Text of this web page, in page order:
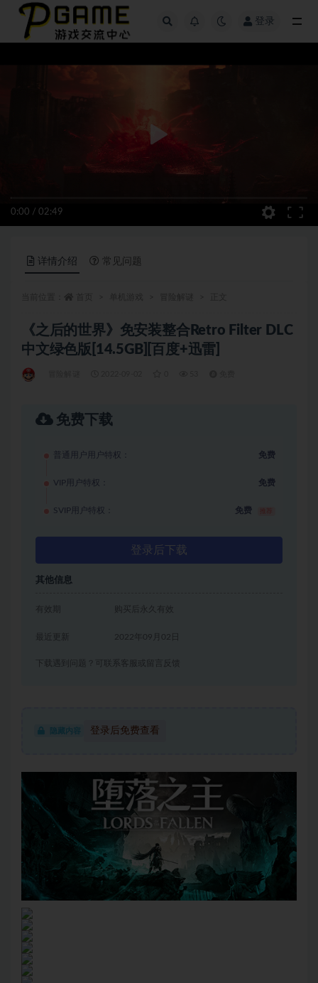
登录
0:00 / 02:49
详情介绍 常见问题
《之后的世界》免安装整合Retro Filter DLC
中文绿色版[14.5GB][百度+迅雷]
免费下载
普通用户用户特权： 免费
VIP用户特权： 免费
SVIP用户特权： 免费
登录后下载
其他信息
有效期 购买后永久有效
2022年09月02日
下载遇到问题？可联系客服或留言反馈
隐藏内容 登录后免费查看
全部